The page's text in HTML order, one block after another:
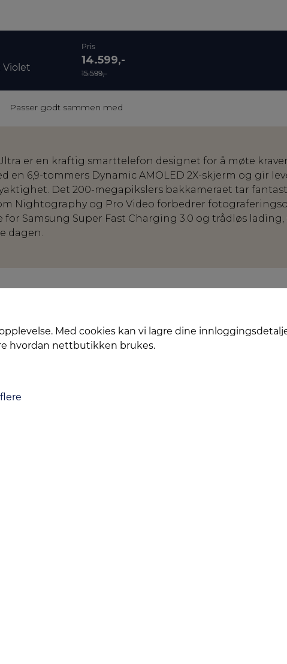
Med cookies kan vi lagre dine
hvordan nettbutikken brukes.
Violet
Pris
14.599,-
15.599,-
Passer godt sammen med
Ultra er en kraftig smarttelefon designet for å møte
en 6,9-tommers Dynamic AMOLED 2X-skjerm og gir
Det 200-megapikslers bakkameraet tar
Nightography og Pro Video forbedrer
Samsung Super Fast Charging 3.0 og trådløs lading,
dagen.